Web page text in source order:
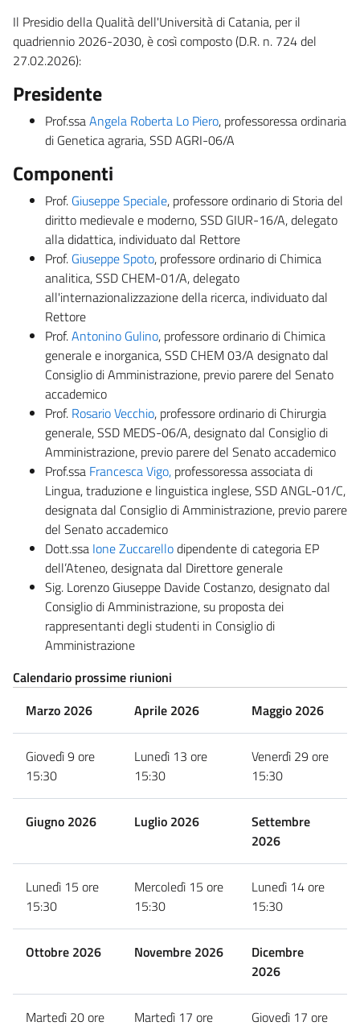
Il Presidio della Qualità dell'Università di Catania, per il
quadriennio 2026-2030, è così composto (D.R. n. 724 del
27.02.2026):
Presidente
Prof.ssaAngela Roberta Lo Piero, professoressa ordinaria
di Genetica agraria, SSD AGRI-06/A
Componenti
Prof. Giuseppe Speciale, professore ordinario di Storia del
diritto medievale e moderno, SSD GIUR-16/A, delegato
alla didattica, individuato dal Rettore
Prof. Giuseppe Spoto, professore ordinario di Chimica
analitica, SSD CHEM-01/A, delegato
all'internazionalizzazione della ricerca, individuato dal
Rettore
Prof.Antonino Gulino, professore ordinario di Chimica
generale e inorganica, SSD CHEM 03/A designato dal
Consiglio di Amministrazione, previo parere del Senato
accademico
Prof. Rosario Vecchio, professore ordinario di Chirurgia
generale, SSD MEDS-06/A, designato dal Consiglio di
Amministrazione, previo parere del Senato accademico
Prof.ssa Francesca Vigo, professoressa associata di
Lingua, traduzione e linguistica inglese, SSD ANGL-01/C,
designata dal Consiglio di Amministrazione, previo parere
del Senato accademico
Dott.ssa Ione Zuccarellodipendente di categoria EP
dell’Ateneo, designata dal Direttore generale
Sig. Lorenzo Giuseppe Davide Costanzo, designato dal
Consiglio di Amministrazione, su proposta dei
rappresentanti degli studenti in Consiglio di
Amministrazione
Calendario prossime riunioni
Marzo 2026
Aprile 2026 Maggio 2026
Giovedì 9 ore
15:30
Lunedì 13 ore
15:30
Venerdì 29 ore
15:30
Giugno 2026 Luglio 2026
Settembre
2026
Lunedì 15 ore
15:30
Mercoledì 15 ore
15:30
Lunedì 14 ore
15:30
Ottobre 2026 Novembre 2026
Dicembre
2026
Martedì 20 ore
Martedì 17 ore
Giovedì 17 ore